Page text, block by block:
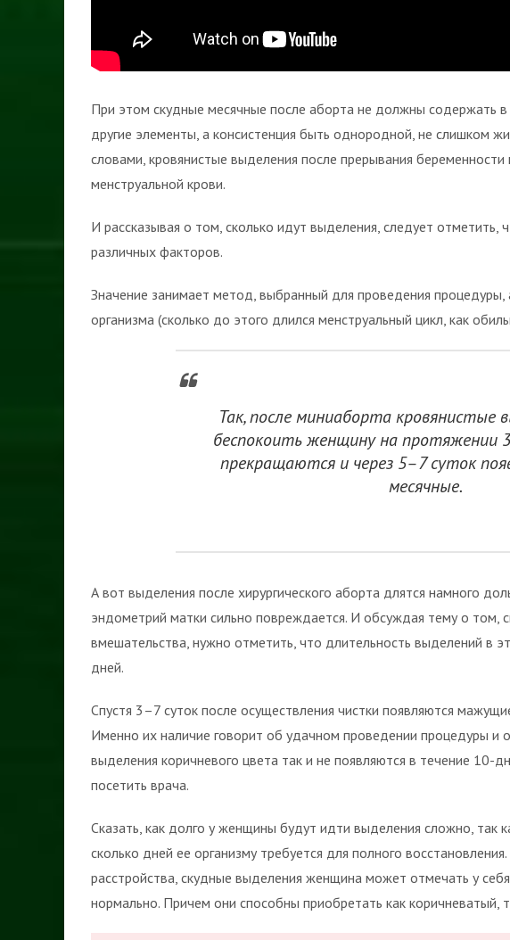
При этом скудные месячные после аборта не должны содержать
другие элементы, а консистенция быть однородной, не слишком
словами, кровянистые выделения после прерывания
менструальной крови.
И рассказывая о том, сколько идут выделения, следует отметить,
различных факторов.
Значение занимает метод, выбранный для проведения
организма (сколько до этого длился менструальный цикл, как
Так, после миниаборта кровянистые
беспокоить женщину на протяжении
прекращаются и через 5–7 суток
месячные.
А вот выделения после хирургического аборта длятся намного
эндометрий матки сильно повреждается. И обсуждая тему о том,
вмешательства, нужно отметить, что длительность выделений в
дней.
Спустя 3–7 суток после осуществления чистки появляются
Именно их наличие говорит об удачном проведении процедуры и
выделения коричневого цвета так и не появляются в течение 10-
посетить врача.
Сказать, как долго у женщины будут идти выделения сложно, так
сколько дней ее организму требуется для полного
расстройства, скудные выделения женщина может отмечать у
нормально. Причем они способны приобретать как коричневатый,